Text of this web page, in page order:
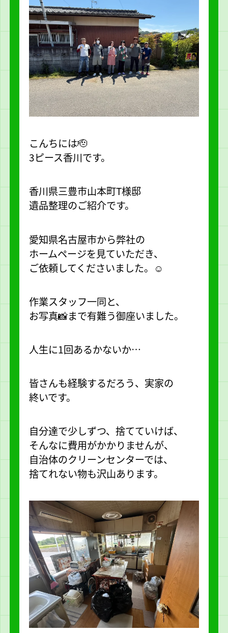
こんちには🫡
3ピース香川です。
香川県三豊市山本町T様邸
遺品整理のご紹介です。
愛知県名古屋市から弊社の
ホームページを見ていただき、
ご依頼してくださいました。☺️
作業スタッフ一同と、
お写真📸まで有難う御座いました。
人生に1回あるかないか…
皆さんも経験するだろう、実家の
終いです。
自分達で少しずつ、捨てていけば、
そんなに費用がかかりませんが、
自治体のクリーンセンターでは、
捨てれない物も沢山あります。